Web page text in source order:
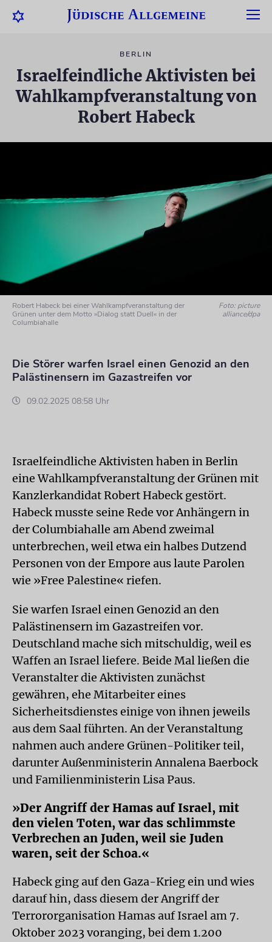
BERLIN
Israelfeindliche Aktivisten bei
Wahlkampfveranstaltung von
Robert Habeck
Robert Habeck bei einer Wahlkampfveranstaltung der
Grünen unter dem Motto »Dialog statt Duell« in der
Columbiahalle
Foto: picture
alliance/dpa
Die Störer warfen Israel einen Genozid an den
Palästinensern im Gazastreifen vor
09.02.2025 08:58 Uhr
Israelfeindliche Aktivisten haben in Berlin
eine Wahlkampfveranstaltung der Grünen mit
Kanzlerkandidat Robert Habeck gestört.
Habeck musste seine Rede vor Anhängern in
der Columbiahalle am Abend zweimal
unterbrechen, weil etwa ein halbes Dutzend
Personen von der Empore aus laute Parolen
wie »Free Palestine« riefen.
Sie warfen Israel einen Genozid an den
Palästinensern im Gazastreifen vor.
Deutschland mache sich mitschuldig, weil es
Waffen an Israel liefere. Beide Mal ließen die
Veranstalter die Aktivisten zunächst
gewähren, ehe Mitarbeiter eines
Sicherheitsdienstes einige von ihnen jeweils
aus dem Saal führten. An der Veranstaltung
nahmen auch andere Grünen-Politiker teil,
darunter Außenministerin Annalena Baerbock
und Familienministerin Lisa Paus.
»Der Angriff der Hamas auf Israel, mit
den vielen Toten, war das schlimmste
Verbrechen an Juden, weil sie Juden
waren, seit der Schoa.«
Habeck ging auf den Gaza-Krieg ein und wies
darauf hin, dass diesem der Angriff der
Terrororganisation Hamas auf Israel am 7.
Oktober 2023 voranging, bei dem 1.200